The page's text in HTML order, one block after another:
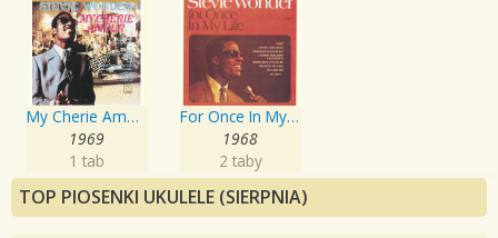
My Cherie Amour
1969
1 tab
For Once In My Life
1968
2 taby
TOP PIOSENKI UKULELE (SIERPNIA)